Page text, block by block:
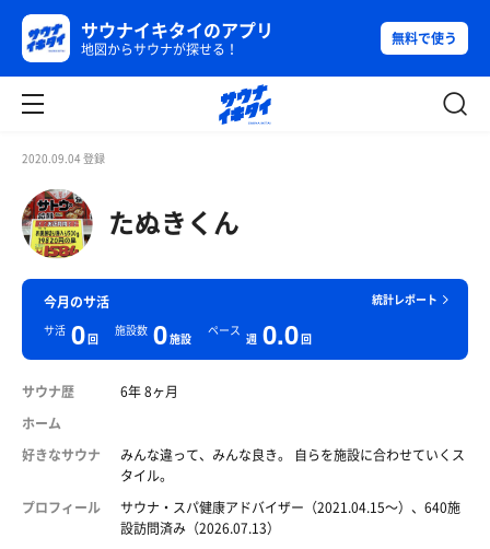
サウナイキタイのアプリ
地図からサウナが探せる！
無料で使う
2020.09.04 登録
たぬきくん
統計レポート
今月のサ活
サ活 0回
施設数 0施設
ペース
週 0.0回
サウナ歴
6年 8ヶ月
ホーム
好きなサウナ
みんな違って、みんな良き。 自らを施設に合わせていくス
タイル。
プロフィール
サウナ・スパ健康アドバイザー（2021.04.15〜）、640施
設訪問済み（2026.07.13）